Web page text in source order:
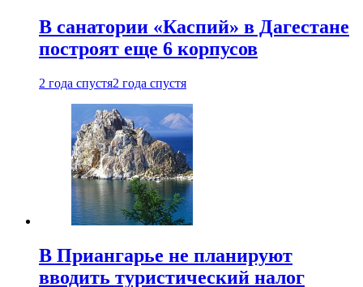
В санатории «Каспий» в Дагестане
построят еще 6 корпусов
2 года спустя2 года спустя
В Приангарье не планируют
вводить туристический налог